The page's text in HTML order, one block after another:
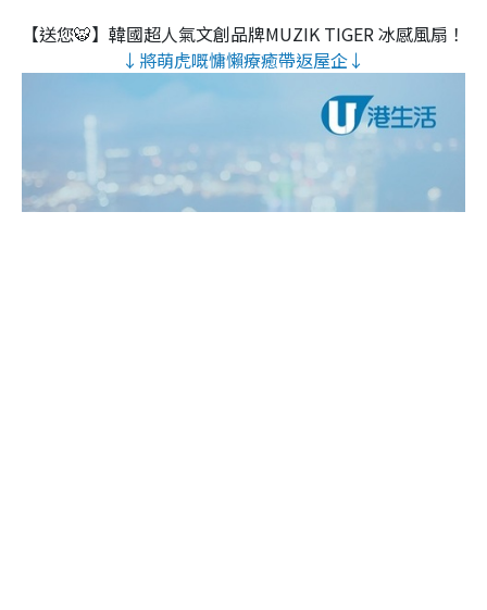
【送您🐯】韓國超人氣文創品牌MUZIK TIGER 冰感風扇！
↓將萌虎嘅慵懶療癒帶返屋企↓